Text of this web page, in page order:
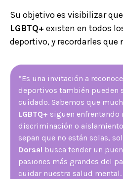
Su objetivo es visibilizar
LGBTQ+ existen en todos
deportivo, y recordarles que
“Es una invitación a
deportivos también pueden
cuidado. Sabemos que
LGBTQ+ siguen enfrentando
discriminación o
sepan que no están solas,
Dorsal busca tender un
pasiones más grandes del
cuidar nuestra salud mental.